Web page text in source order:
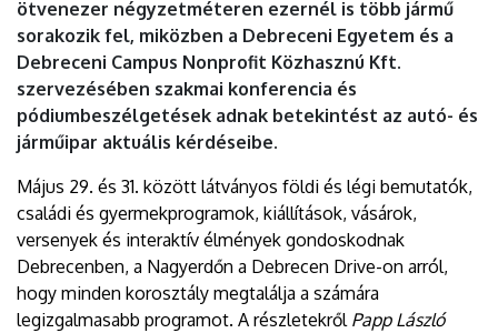
ötvenezer négyzetméteren ezernél is több jármű
sorakozik fel, miközben a Debreceni Egyetem és a
Debreceni Campus Nonprofit Közhasznú Kft.
szervezésében szakmai konferencia és
pódiumbeszélgetések adnak betekintést az autó- és
járműipar aktuális kérdéseibe.
Május 29. és 31. között látványos földi és légi bemutatók,
családi és gyermekprogramok, kiállítások, vásárok,
versenyek és interaktív élmények gondoskodnak
Debrecenben, a Nagyerdőn a Debrecen Drive-on arról,
hogy minden korosztály megtalálja a számára
legizgalmasabb programot. A részletekről Papp László